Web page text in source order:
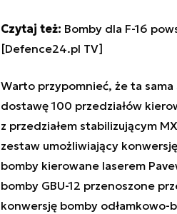
Czytaj też: Bomby dla F-16
[Defence24.pl TV]
Warto przypomnieć, że ta
dostawę 100 prze­dzia­łów
z przedziałem stabilizującym
zestaw umożliwiający
bomby kierowane laserem
bomby GBU-12 przenoszone
konwersję bomby odłamkowo-